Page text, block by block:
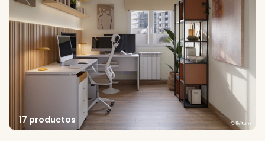
17 productos